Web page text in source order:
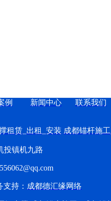
例 新闻中心 联系我们
租赁_出租_安装 成都锚杆施工_
投镇机九路
持： 成都德汇缘网络